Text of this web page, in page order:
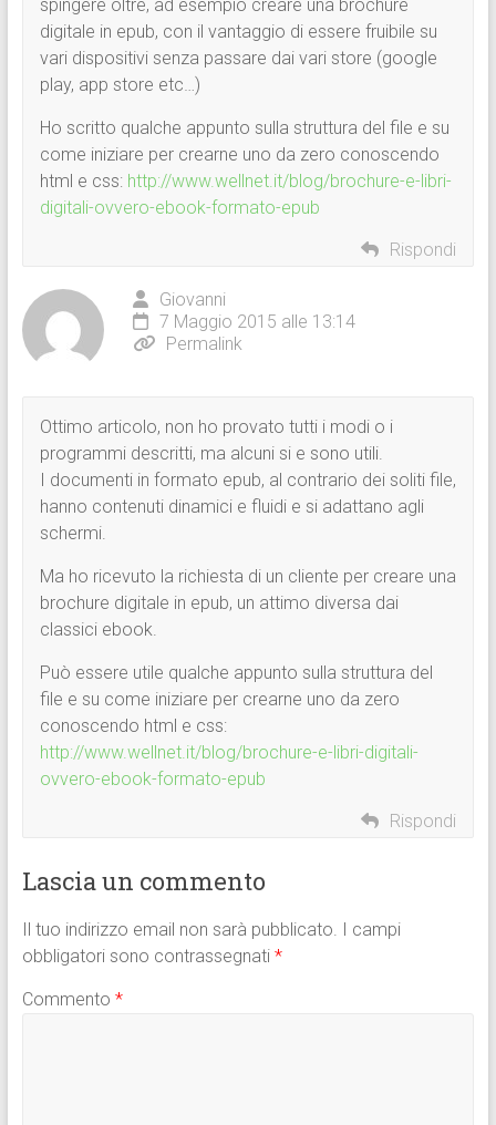
spingere oltre, ad esempio creare una brochure
digitale in epub, con il vantaggio di essere fruibile su
vari dispositivi senza passare dai vari store (google
play, app store etc…)
Ho scritto qualche appunto sulla struttura del file e su
come iniziare per crearne uno da zero conoscendo
html e css: http://www.wellnet.it/blog/brochure-e-libri-
digitali-ovvero-ebook-formato-epub
Rispondi
Giovanni
7 Maggio 2015 alle 13:14
Permalink
Ottimo articolo, non ho provato tutti i modi o i
programmi descritti, ma alcuni si e sono utili.
I documenti in formato epub, al contrario dei soliti file,
hanno contenuti dinamici e fluidi e si adattano agli
schermi.
Ma ho ricevuto la richiesta di un cliente per creare una
brochure digitale in epub, un attimo diversa dai
classici ebook.
Può essere utile qualche appunto sulla struttura del
file e su come iniziare per crearne uno da zero
conoscendo html e css:
http://www.wellnet.it/blog/brochure-e-libri-digitali-
ovvero-ebook-formato-epub
Rispondi
Lascia un commento
Il tuo indirizzo email non sarà pubblicato. I campi
obbligatori sono contrassegnati *
Commento *